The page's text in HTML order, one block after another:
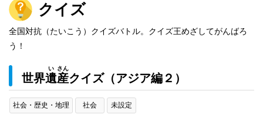
クイズ
全国対抗（たいこう）クイズバトル。クイズ王めざしてがんばろ
う！
世界遺
い
産
さん
クイズ（アジア編２）
社会・歴史・地理 社会 未設定